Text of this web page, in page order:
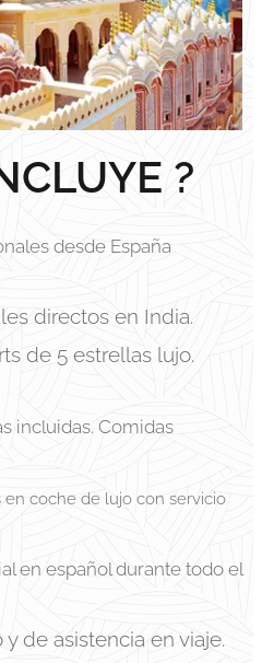
?
desde España
directos en India.
de 5 estrellas lujo.
incluidas. Comidas
en coche de lujo con servicio
en español durante todo el
de asistencia en viaje.